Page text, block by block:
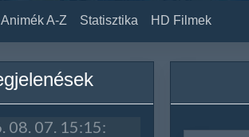
Animék A-Z Statisztika HD Filmek